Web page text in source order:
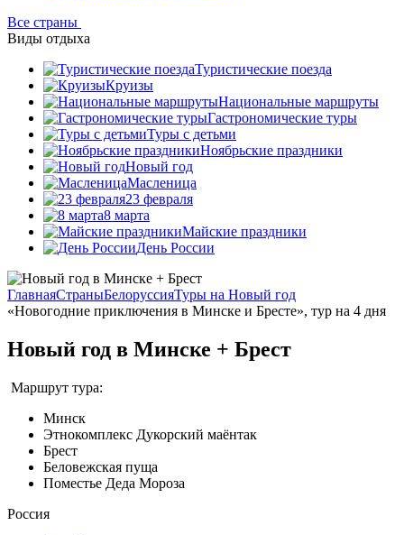
Все страны
Виды отдыха
Туристические поезда
Круизы
Национальные маршруты
Гастрономические туры
Туры с детьми
Ноябрьские праздники
Новый год
Масленица
23 февраля
8 марта
Майские праздники
День России
ГлавнаяСтраныБелоруссияТуры на Новый год
«Новогодние приключения в Минске и Бресте», тур на 4 дня
Новый год в Минске + Брест
Маршрут тура:
Минск
Этнокомплекс Дукорский маёнтак
Брест
Беловежская пуща
Поместье Деда Мороза
Россия